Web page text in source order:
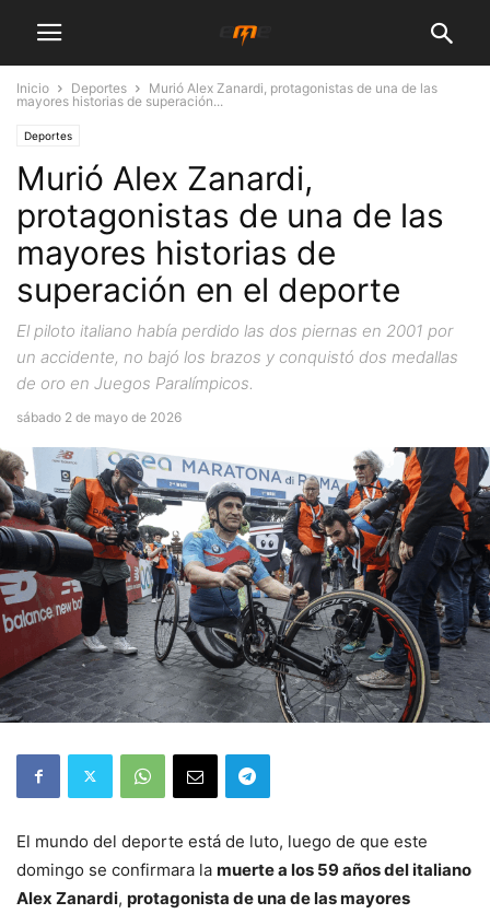
Inicio Deportes
Murió Alex Zanardi, protagonistas de una de las
mayores historias de superación...
Deportes
Murió Alex Zanardi,
protagonistas de una de las
mayores historias de
superación en el deporte
El piloto italiano había perdido las dos piernas en 2001 por
un accidente, no bajó los brazos y conquistó dos medallas
de oro en Juegos Paralímpicos.
sábado 2 de mayo de 2026
El mundo del deporte está de luto, luego de que este
domingo se confirmara la muerte a los 59 años del italiano
Alex Zanardi, protagonista de una de las mayores